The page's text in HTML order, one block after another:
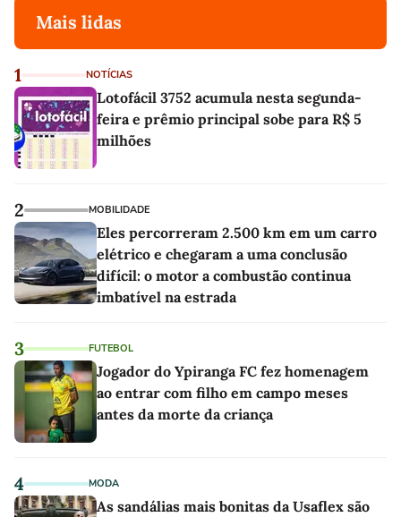
Mais lidas
1 NOTÍCIAS
Lotofácil 3752 acumula nesta segunda-
feira e prêmio principal sobe para R$ 5
milhões
2 MOBILIDADE
Eles percorreram 2.500 km em um carro
elétrico e chegaram a uma conclusão
difícil: o motor a combustão continua
imbatível na estrada
3 FUTEBOL
Jogador do Ypiranga FC fez homenagem
ao entrar com filho em campo meses
antes da morte da criança
4 MODA
As sandálias mais bonitas da Usaflex são